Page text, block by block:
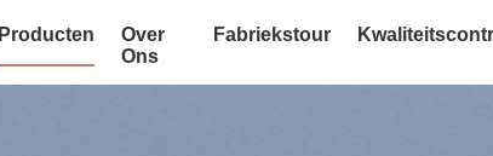
Producten
Over
Ons
Fabriekstour